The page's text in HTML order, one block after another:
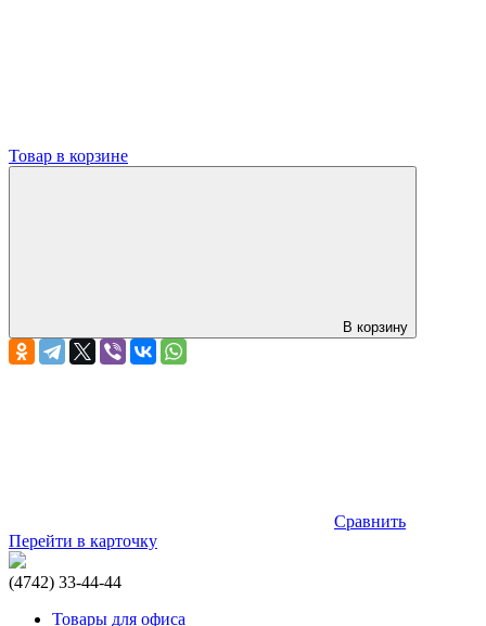
Товар в корзине
В корзину
Сравнить
Перейти в карточку
(4742) 33-44-44
Товары для офиса